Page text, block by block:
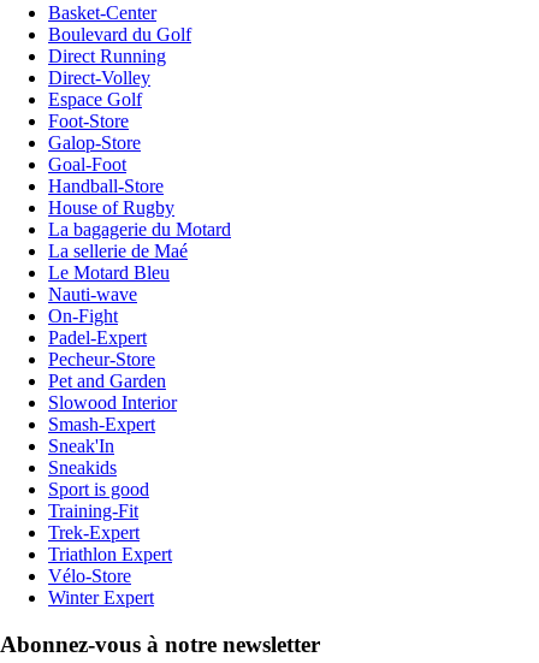
Basket-Center
Boulevard du Golf
Direct Running
Direct-Volley
Espace Golf
Foot-Store
Galop-Store
Goal-Foot
Handball-Store
House of Rugby
La bagagerie du Motard
La sellerie de Maé
Le Motard Bleu
Nauti-wave
On-Fight
Padel-Expert
Pecheur-Store
Pet and Garden
Slowood Interior
Smash-Expert
Sneak'In
Sneakids
Sport is good
Training-Fit
Trek-Expert
Triathlon Expert
Vélo-Store
Winter Expert
Abonnez-vous à notre newsletter